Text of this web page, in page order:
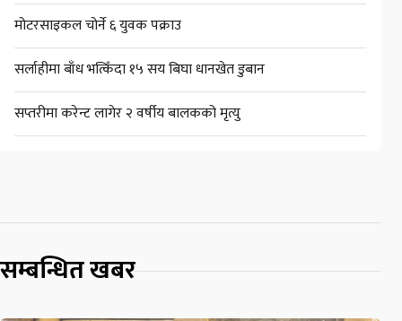
मोटरसाइकल चोर्ने ६ युवक पक्राउ
सर्लाहीमा बाँध भत्किँदा १५ सय बिघा धानखेत डुबान
सप्तरीमा करेन्ट लागेर २ वर्षीय बालकको मृत्यु
सम्बन्धित खबर